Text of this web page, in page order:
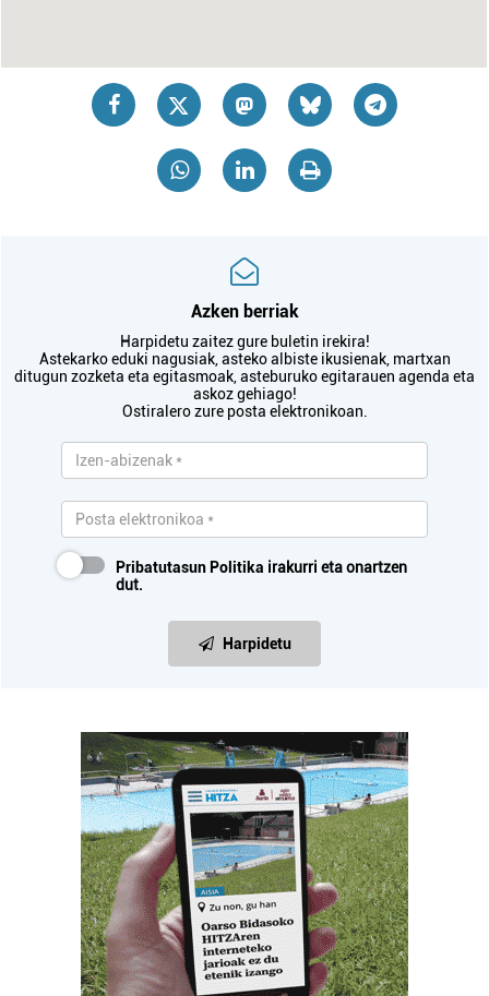
Azken berriak
Harpidetu zaitez gure buletin irekira!
Astekarko eduki nagusiak, asteko albiste ikusienak, martxan
ditugun zozketa eta egitasmoak, asteburuko egitarauen agenda eta
askoz gehiago!
Ostiralero zure posta elektronikoan.
Pribatutasun Politika irakurri eta onartzen
dut.
Harpidetu